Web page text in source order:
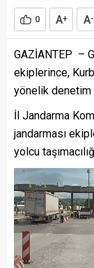
0 A+ A-
GAZİANTEP –
ekiplerince,
yönelik
İl Jandarma
jandarması
yolcu
Video
oynatıcı